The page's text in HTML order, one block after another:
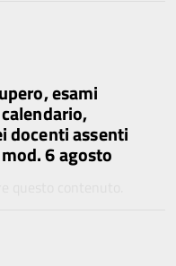
esami
docenti assenti
6 agosto